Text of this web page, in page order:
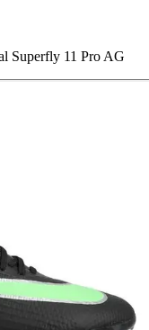
Superfly 11 Pro AG